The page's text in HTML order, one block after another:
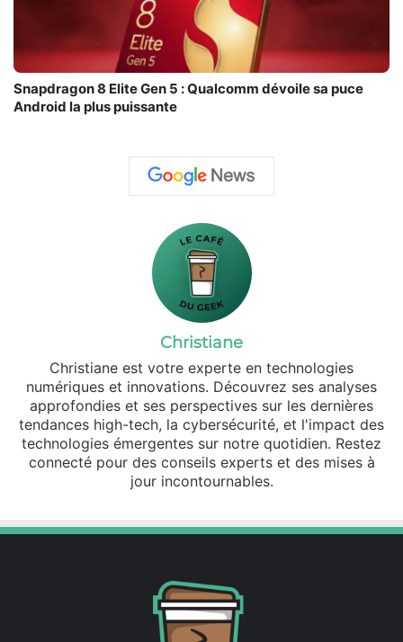
Snapdragon 8 Elite Gen 5 : Qualcomm dévoile sa puce
Android la plus puissante
Christiane
Christiane est votre experte en technologies
numériques et innovations. Découvrez ses analyses
approfondies et ses perspectives sur les dernières
tendances high-tech, la cybersécurité, et l'impact des
technologies émergentes sur notre quotidien. Restez
connecté pour des conseils experts et des mises à
jour incontournables.